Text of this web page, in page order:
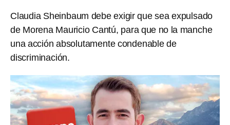
Claudia Sheinbaum debe exigir que sea expulsado
de Morena Mauricio Cantú, para que no la manche
una acción absolutamente condenable de
discriminación.